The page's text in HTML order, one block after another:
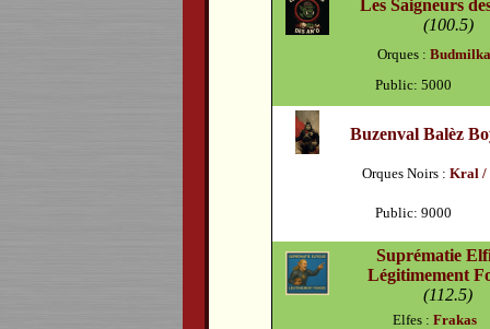
Les Saigneurs
(100.5)
Orques :
Public: 5000
Buzenval Balèz
Orques Noirs : Kral /
Public: 9000
Suprématie
Légitimement
(112.5)
Elfes : Frakas